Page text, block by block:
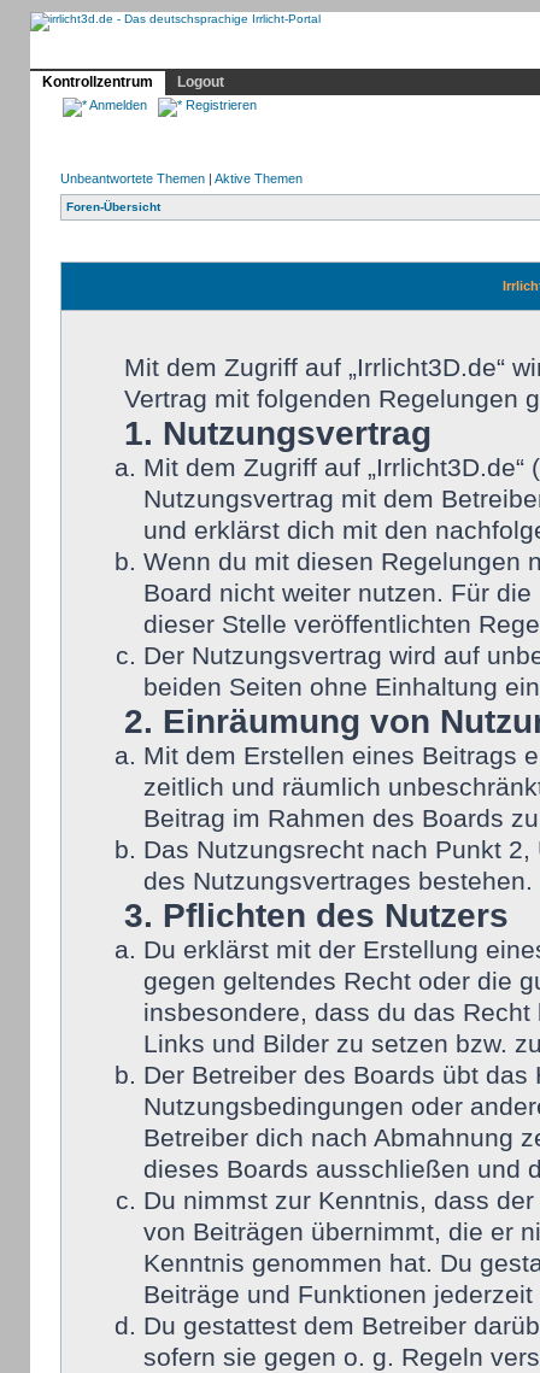
Kontrollzentrum
Logout
Anmelden Registrieren
Unbeantwortete Themen| Aktive Themen
Foren-Übersicht
Mit dem Zugriff auf „Irrlicht3D.de“
Vertrag mit folgenden Regelungen
1. Nutzungsvertrag
Mit dem Zugriff auf
Nutzungsvertrag mit dem
und erklärst dich mit den
Wenn du mit diesen Regelungen
Board nicht weiter nutzen. Für
dieser Stelle veröffentlichten
Der Nutzungsvertrag wird auf
beiden Seiten ohne Einhaltung
2. Einräumung von
Mit dem Erstellen eines Beitrags
zeitlich und räumlich
Beitrag im Rahmen des Boards
Das Nutzungsrecht nach Punkt
des Nutzungsvertrages bestehen.
3. Pflichten des Nutzers
Du erklärst mit der Erstellung
gegen geltendes Recht oder die
insbesondere, dass du das
Links und Bilder zu setzen bzw.
Der Betreiber des Boards übt
Nutzungsbedingungen oder
Betreiber dich nach Abmahnung
dieses Boards ausschließen und
Du nimmst zur Kenntnis, dass
von Beiträgen übernimmt, die er
Kenntnis genommen hat. Du
Beiträge und Funktionen
Du gestattest dem Betreiber
sofern sie gegen o. g. Regeln